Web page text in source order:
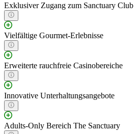
Exklusiver Zugang zum Sanctuary Club
Vielfältige Gourmet-Erlebnisse
Erweiterte rauchfreie Casinobereiche
Innovative Unterhaltungsangebote
Adults-Only Bereich The Sanctuary